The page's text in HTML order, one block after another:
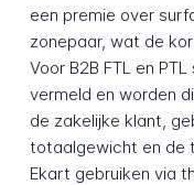
een premie over
zonepaar, wat de
Voor B2B FTL en
vermeld en worden
de zakelijke klant,
totaalgewicht en de
Ekart gebruiken via